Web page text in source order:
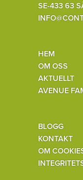
SE-433 63
HEM
OM OSS
AKTUELLT
AVENUE
BLOGG
KONTAKT
OM